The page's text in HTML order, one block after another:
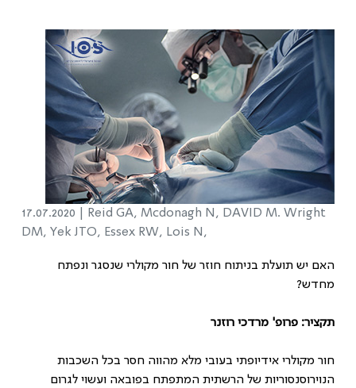
17.07.2020 |
​​​​​​​Reid GA, Mcdonagh N, DAVID M. Wright
DM, Yek JTO, Essex RW, Lois N,
האם יש תועלת בניתוח חוזר של חור מקולרי שנסגר ונפתח
מחדש?
תקציר: פרופ' מרדכי רוזנר
חור מקולרי אידיופתי בעובי מלא מהווה חסר בכל השכבות
הנוירוסנסוריות של הרשתית המתפתח בפובאה ועשוי לגרום